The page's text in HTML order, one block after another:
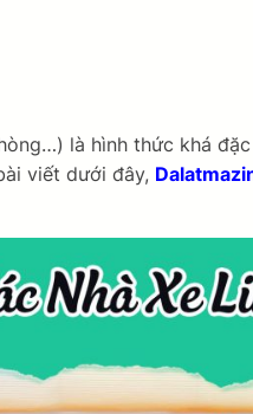
là hình thức khá
viết dưới đây,